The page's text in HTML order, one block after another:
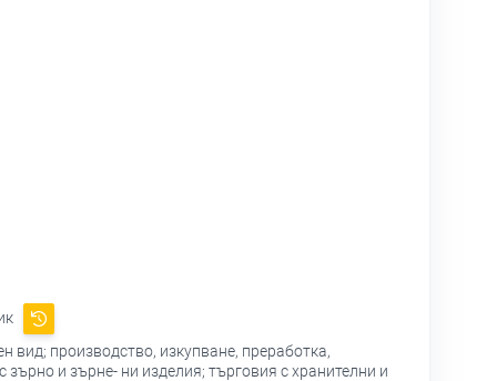
вид; производство, изкупване, преработка,
и зърне- ни изделия; търговия с хранителни и